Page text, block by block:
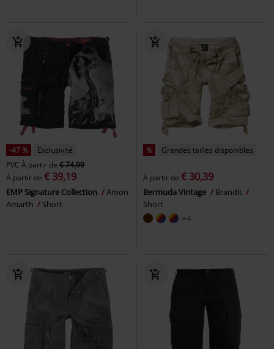
-47 %
Exclusivité
PVC À partir de € 74,99
À partir de € 39,19
EMP Signature Collection
Amon
Amarth
Short
% Grandes tailles disponibles
À partir de € 30,39
Bermuda Vintage
Brandit
Short
+4